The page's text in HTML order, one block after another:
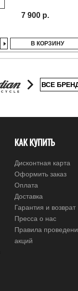
7 900 р.
В КОРЗИНУ
ВСЕ
КАК КУПИТЬ
Дисконтная карта
Оформить заказ
Оплата
Доставка
Гарантия и возврат
Пресса о нас
Правила
акций